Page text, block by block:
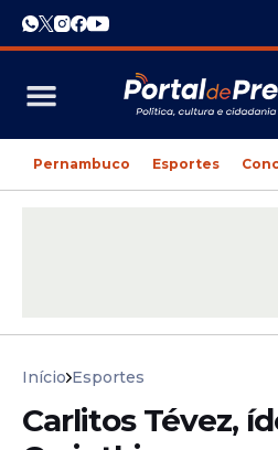
Pernambuco Esportes
Início Esportes
Carlitos Tévez,